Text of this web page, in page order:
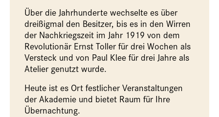
Über die Jahrhunderte wechselte es über
dreißigmal den Besitzer, bis es in den Wirren
der Nachkriegszeit im Jahr 1919 von dem
Revolutionär Ernst Toller für drei Wochen als
Versteck und von Paul Klee für drei Jahre als
Atelier genutzt wurde.
Heute ist es Ort festlicher Veranstaltungen
der Akademie und bietet Raum für Ihre
Übernachtung.